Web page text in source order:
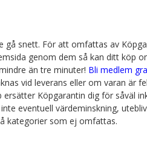
snett. För att omfattas av
genom dem så kan ditt köp
än tre minuter! Bli medlem
vid leverans eller om varan är
Köpgarantin dig för såväl
eventuell värdeminskning,
kategorier som ej omfattas.